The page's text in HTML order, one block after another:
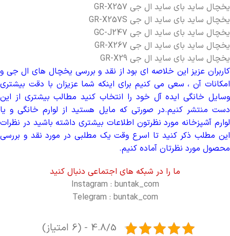
یخچال ساید بای ساید ال جی GR-X257
یخچال ساید بای ساید ال جی GR-X257S
یخچال ساید بای ساید ال جی GC-J247
یخچال ساید بای ساید ال جی GR-X267
یخچال ساید بای ساید ال جی GR-X29
کاربران عزیز این خلاصه ای بود از نقد و بررسی یخچال های ال جی و
امکانات آن ، سعی می کنیم برای اینکه شما عزیزان با دقت بیشتری
وسایل خانگی ایده آل خود را انتخاب کنید مطالب بیشتری از این
دست منتشر کنیم.در صورتی که مایل هستید از لوارم خانگی و یا
لوارم آشپزخانه مورد نظرتون اطلاعات بیشتری داشته باشید در نظرات
این مطلب ذکر کنید تا اسرع وقت یک مطلبی در مورد نقد و بررسی
محصول مورد نظرتان آماده کنیم.
ما را در شبکه های اجتماعی دنبال کنید
Instagram : buntak_com
Telegram : buntak_com
4.8/5 - (6 امتیاز)